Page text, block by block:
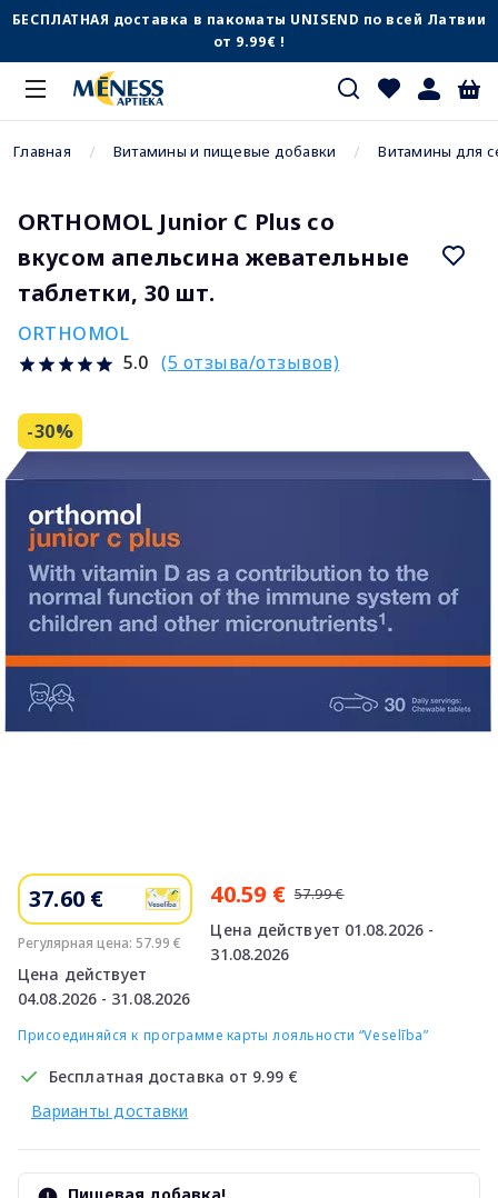
БЕСПЛАТНАЯ доставка в пакоматы UNISEND по всей Латвии
от 9.99€ !
Главная Витамины и пищевые добавки Витамины для
ORTHOMOL Junior C Plus со
вкусом апельсина жевательные
таблетки, 30 шт.
ORTHOMOL
5.0 (5 отзыва/отзывов)
-30%
37.60 €
Регулярная цена: 57.99 €
Цена действует
04.08.2026 - 31.08.2026
40.59 € 57.99 €
Цена действует 01.08.2026 -
31.08.2026
Присоединяйся к программе карты лояльности “Veselība”
Бесплатная доставка от 9.99 €
Варианты доставки